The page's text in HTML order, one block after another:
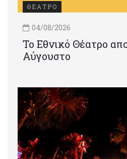
ΘΕΑΤΡΟ
04/08/2026
Το Εθνικό Θέατρο
Αύγουστο